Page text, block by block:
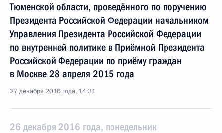
Тюменской области, проведённого по поручению
Президента Российской Федерации начальником
Управления Президента Российской Федерации
по внутренней политике в Приёмной Президента
Российской Федерации по приёму граждан
в Москве 28 апреля 2015 года
27 декабря 2016 года, 14:31
26 декабря 2016 года, понедельник